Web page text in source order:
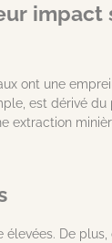
impact
ont une
est dérivé du
extraction
De plus,